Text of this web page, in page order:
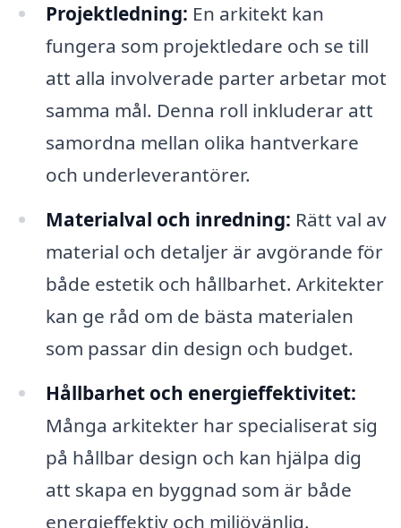
Projektledning: En arkitekt kan
fungera som projektledare och se till
att alla involverade parter arbetar mot
samma mål. Denna roll inkluderar att
samordna mellan olika hantverkare
och underleverantörer.
Materialval och inredning: Rätt val av
material och detaljer är avgörande för
både estetik och hållbarhet. Arkitekter
kan ge råd om de bästa materialen
som passar din design och budget.
Hållbarhet och energieffektivitet:
Många arkitekter har specialiserat sig
på hållbar design och kan hjälpa dig
att skapa en byggnad som är både
energieffektiv och miljövänlig.